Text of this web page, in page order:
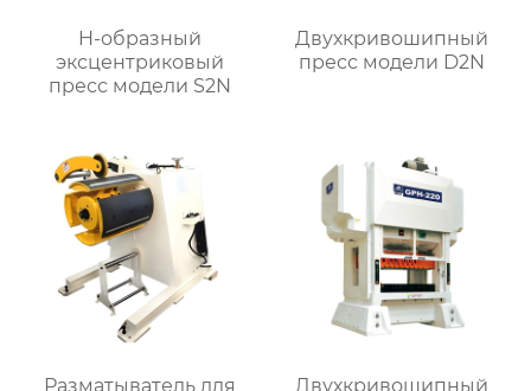
H-образный
эксцентриковый
пресс модели S2N
Двухкривошипный
пресс модели D2N
Разматыватель для
Двухкривошипный